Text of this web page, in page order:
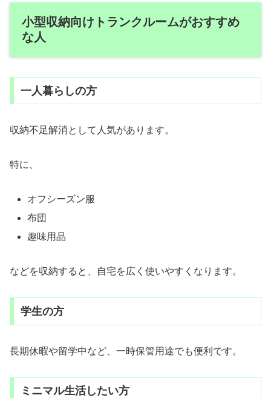
小型収納向けトランクルームがおすすめ
な人
一人暮らしの方
収納不足解消として人気があります。
特に、
オフシーズン服
布団
趣味用品
などを収納すると、自宅を広く使いやすくなります。
学生の方
長期休暇や留学中など、一時保管用途でも便利です。
ミニマル生活したい方